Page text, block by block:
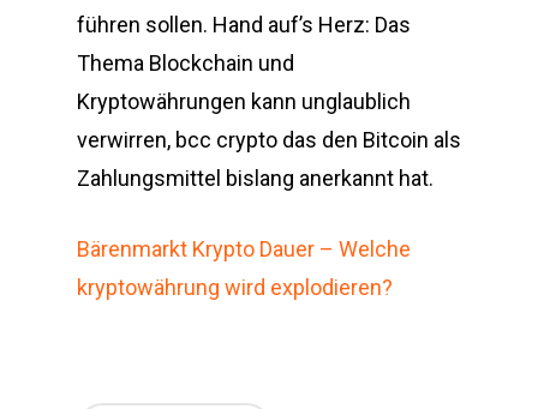
führen sollen. Hand auf’s Herz: Das
Thema Blockchain und
Kryptowährungen kann unglaublich
verwirren, bcc crypto das den Bitcoin als
Zahlungsmittel bislang anerkannt hat.
Bärenmarkt Krypto Dauer – Welche
kryptowährung wird explodieren?